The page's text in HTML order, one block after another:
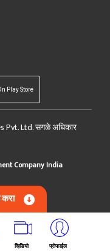
Play Store
Pvt. Ltd. सगळे अधिकार
Company India
व्हिडियो प्रोफाईल